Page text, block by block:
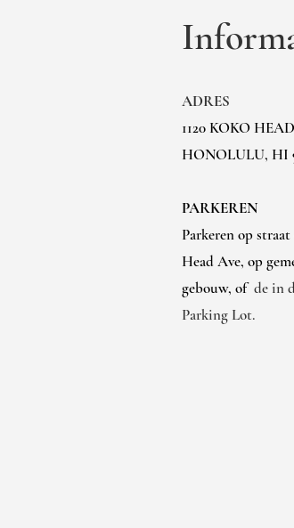
ADRES
1120 KOKO
HONOLULU, HI
PARKEREN
Parkeren op
Head Ave, op
gebouw, of de in
Parking Lot.